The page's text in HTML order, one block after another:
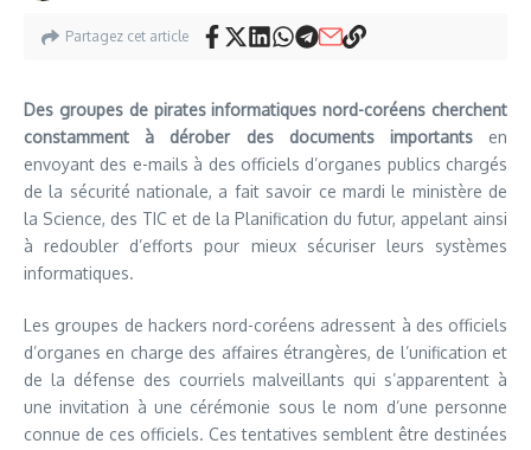
Partagez cet article
Des groupes de pirates informatiques nord-coréens cherchent
constamment à dérober des documents importantsen
envoyant des e-mails à des officiels d’organes publics chargés
de la sécurité nationale, a fait savoir ce mardi le ministère de
la Science, des TIC et de la Planification du futur, appelant ainsi
à redoubler d’efforts pour mieux sécuriser leurs systèmes
informatiques.
Les groupes de hackers nord-coréens adressent à des officiels
d’organes en charge des affaires étrangères, de l’unification et
de la défense des courriels malveillants qui s’apparentent à
une invitation à une cérémonie sous le nom d’une personne
connue de ces officiels. Ces tentatives semblent être destinées